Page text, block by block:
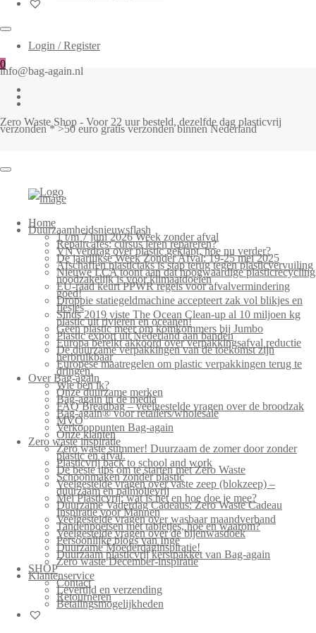
Login / Register
0
info@bag-again.nl
Zero Waste Shop - Voor 22 uur besteld, dezelfde dag plasticvrij
verzonden * >50 euro gratis verzonden binnen Nederland
Home
Duurzaamheidsnieuwsflash
1 t/m 7 juni 2026 Week zonder afval
Repaircafés: cursus leren repareren?
VN verdrag over plastic geklapt, hoe nu verder?
De jaarlijkse Week Zonder Afval: 19-25 mei 2025
Afschaffen plastictaks is stap terug tegen plasticvervuiling
Nieuwe LCA toont aan dat hoogwaardige plasticrecycling
noodzakelijk is voor klimaatdoelen
EU-raad keurt PPWR regels voor afvalvermindering
goed!
Droppie statiegeldmachine accepteert zak vol blikjes en
flesjes
Sinds 2019 viste The Ocean Clean-up al 10 miljoen kg
plastic uit rivieren en oceanen!
Geen plastic meer om komkommers bij Jumbo
Plastic export uit Nederland aan banden
Europa bereikt akkoord over verpakkingsafval reductie
De duurzame verpakkingen van de toekomst zijn
herbruikbaar
Europese maatregelen om plastic verpakkingen terug te
dringen.
Over Bag-again
Wie ben ik?
Onze duurzame merken
Bag-again in de media
FAQ Breadbag – veelgestelde vragen over de broodzak
Bag-again® voor retailers/wholesale
MVO
Verkooppunten Bag-again
Onze klanten
Zero waste inspiratie
Zero waste summer! Duurzaam de zomer door zonder
plastic en afval.
Plasticvrij back to school and work
De beste tips om te starten met Zero Waste
Schoonmaken zonder plastic
Veelgestelde vragen over vaste zeep (blokzeep) –
duurzaam en palmolievrij
Mei Plasticvrij: wat is het en hoe doe je mee?
Duurzame Vaderdag Cadeaus: Zero Waste Cadeau
Inspiratie voor Mannen
Veelgestelde vragen over wasbaar maandverband
Tandenpoetsen met tabletjes, hoe en waarom?
Veelgestelde vragen over de bijenwasdoek
Persoonlijke blogs van Inge
Duurzame Moederdaginspiratie!
Duurzaam plasticvrij kerstpakket van Bag-again
Zero waste December-inspiratie
SHOP
Klantenservice
Contact
Levertijd en verzending
Retourneren
Betalingsmogelijkheden